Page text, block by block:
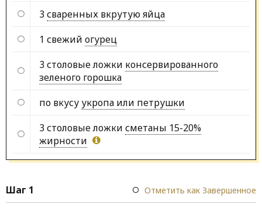
3 сваренных вкрутую яйца
1 свежий огурец
3 столовые ложки консервированного
зеленого горошка
по вкусу укропа или петрушки
3 столовые ложки сметаны 15-20%
жирности
Шаг 1 Отметить как Завершенное